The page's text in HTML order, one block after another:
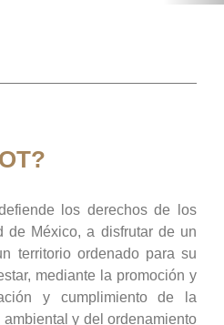
los derechos de los
de México, a disfrutar de un
territorio ordenado para su
mediante la promoción y
y cumplimiento de la
y del ordenamiento